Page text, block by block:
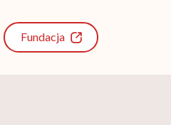
Fundacja